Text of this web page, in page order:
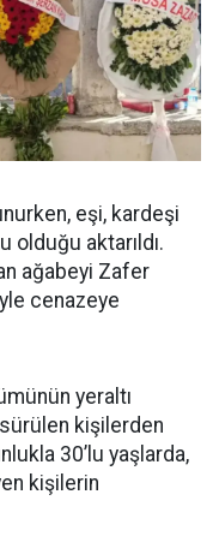
eşi, kardeşi
olduğu aktarıldı.
ağabeyi Zafer
cenazeye
yeraltı
sürülen kişilerden
30’lu yaşlarda,
kişilerin